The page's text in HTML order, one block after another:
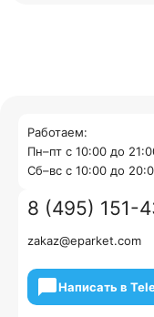
Работаем:
Пн–пт с 10:00 до
Cб–вс с 10:00 до
8 (495) 151-
zakaz@eparket.com
Написать в